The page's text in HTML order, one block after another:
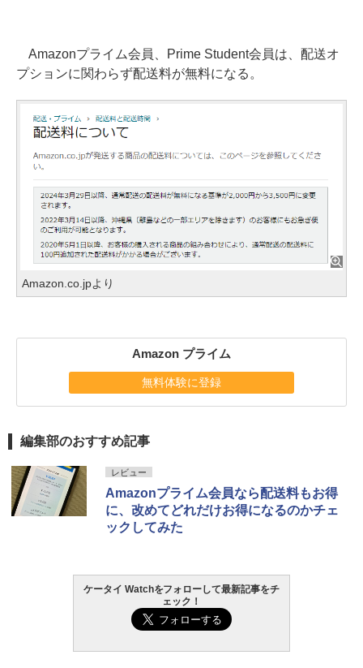
Amazonプライム会員、Prime Student会員は、配送オ
プションに関わらず配送料が無料になる。
Amazon.co.jpより
Amazon プライム
無料体験に登録
編集部のおすすめ記事
レビュー
Amazonプライム会員なら配送料もお得
に、改めてどれだけお得になるのかチェ
ックしてみた
ケータイ Watchをフォローして最新記事をチ
ェック！